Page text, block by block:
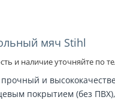
мяч Stihl
и наличие уточняйте по
и
покрытием (без